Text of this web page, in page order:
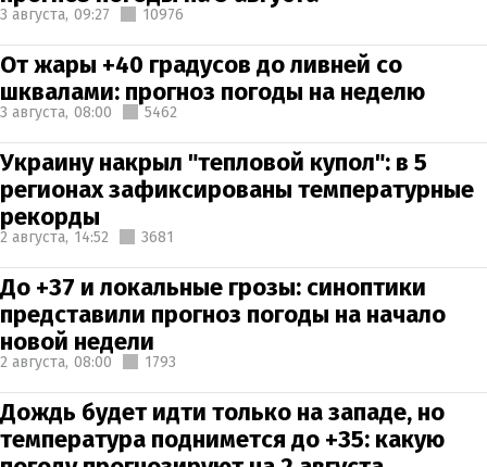
3 августа, 09:27 10976
От жары +40 градусов до ливней со
шквалами: прогноз погоды на неделю
3 августа, 08:00 5462
Украину накрыл "тепловой купол": в 5
регионах зафиксированы температурные
рекорды
2 августа, 14:52 3681
До +37 и локальные грозы: синоптики
представили прогноз погоды на начало
новой недели
2 августа, 08:00 1793
Дождь будет идти только на западе, но
температура поднимется до +35: какую